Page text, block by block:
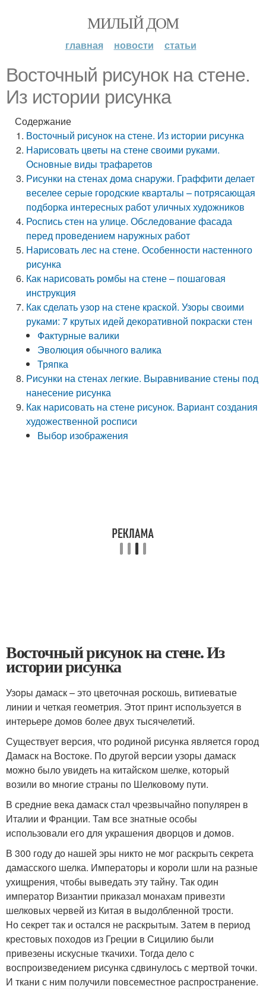
МИЛЫЙ ДОМ
главная новости статьи
Восточный рисунок на стене.
Из истории рисунка
Содержание
Восточный рисунок на стене. Из истории рисунка
Нарисовать цветы на стене своими руками.
Основные виды трафаретов
Рисунки на стенах дома снаружи. Граффити делает
веселее серые городские кварталы – потрясающая
подборка интересных работ уличных художников
Роспись стен на улице. Обследование фасада
перед проведением наружных работ
Нарисовать лес на стене. Особенности настенного
рисунка
Как нарисовать ромбы на стене – пошаговая
инструкция
Как сделать узор на стене краской. Узоры своими
руками: 7 крутых идей декоративной покраски стен
Фактурные валики
Эволюция обычного валика
Тряпка
Рисунки на стенах легкие. Выравнивание стены под
нанесение рисунка
Как нарисовать на стене рисунок. Вариант создания
художественной росписи
Выбор изображения
Восточный рисунок на стене. Из
истории рисунка
Узоры дамаск – это цветочная роскошь, витиеватые
линии и четкая геометрия. Этот принт используется в
интерьере домов более двух тысячелетий.
Существует версия, что родиной рисунка является город
Дамаск на Востоке. По другой версии узоры дамаск
можно было увидеть на китайском шелке, который
возили во многие страны по Шелковому пути.
В средние века дамаск стал чрезвычайно популярен в
Италии и Франции. Там все знатные особы
использовали его для украшения дворцов и домов.
В 300 году до нашей эры никто не мог раскрыть секрета
дамасского шелка. Императоры и короли шли на разные
ухищрения, чтобы выведать эту тайну. Так один
император Византии приказал монахам привезти
шелковых червей из Китая в выдолбленной трости.
Но секрет так и остался не раскрытым. Затем в период
крестовых походов из Греции в Сицилию были
привезены искусные ткачихи. Тогда дело с
воспроизведением рисунка сдвинулось с мертвой точки.
И ткани с ним получили повсеместное распространение.